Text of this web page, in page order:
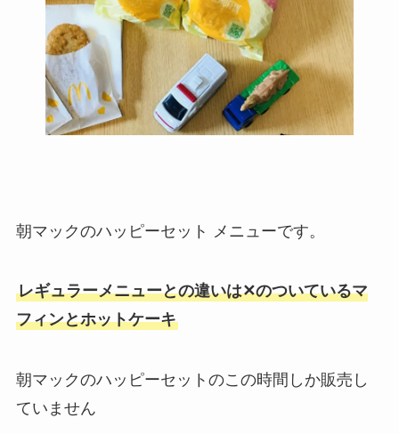
朝マックのハッピーセット メニューです。
レギュラーメニューとの違いは✕のついているマ
フィンとホットケーキ
朝マックのハッピーセットのこの時間しか販売し
ていません